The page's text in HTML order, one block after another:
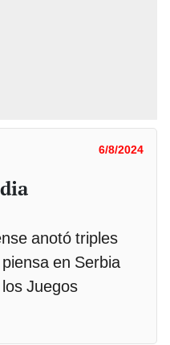
6/8/2024
anotó triples
en Serbia
Juegos